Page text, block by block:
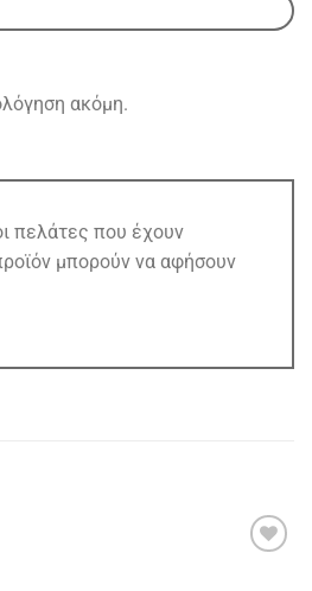
ακόμη.
πελάτες που έχουν
μπορούν να αφήσουν